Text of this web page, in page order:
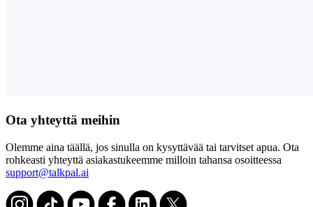
Ota yhteyttä meihin
Olemme aina täällä, jos sinulla on kysyttävää tai tarvitset apua. Ota
rohkeasti yhteyttä asiakastukeemme milloin tahansa osoitteessa
support@talkpal.ai